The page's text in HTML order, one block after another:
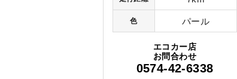
色 パール
エコカー店
お問合わせ
0574-42-6338